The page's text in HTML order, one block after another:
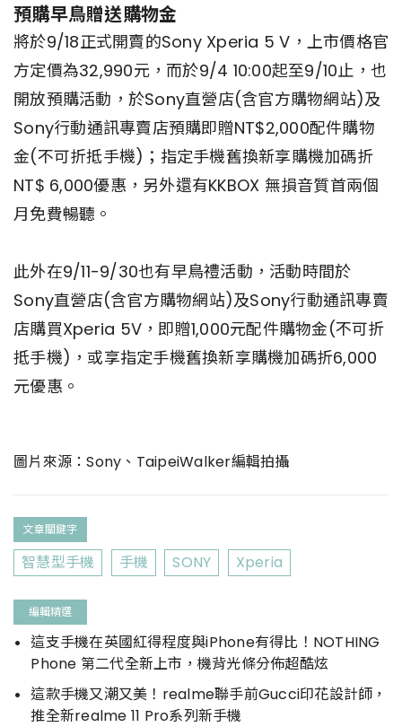
預購早鳥贈送購物金
將於9/18正式開賣的Sony Xperia 5 V，上市價格官
方定價為32,990元，而於9/4 10:00起至9/10止，也
開放預購活動，於Sony直營店(含官方購物網站)及
Sony行動通訊專賣店預購即贈NT$2,000配件購物
金(不可折抵手機)；指定手機舊換新享購機加碼折
NT$ 6,000優惠，另外還有KKBOX 無損音質首兩個
月免費暢聽。
此外在9/11-9/30也有早鳥禮活動，活動時間於
Sony直營店(含官方購物網站)及Sony行動通訊專賣
店購買Xperia 5V，即贈1,000元配件購物金(不可折
抵手機)，或享指定手機舊換新享購機加碼折6,000
元優惠。
圖片來源：Sony、TaipeiWalker編輯拍攝
文章關鍵字
智慧型手機 手機 SONY Xperia
編輯精選
這支手機在英國紅得程度與iPhone有得比！NOTHING
Phone 第二代全新上市，機背光條分佈超酷炫
這款手機又潮又美！realme聯手前Gucci印花設計師，
推全新realme 11 Pro系列新手機